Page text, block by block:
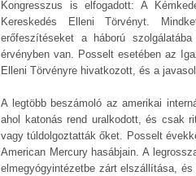
Kongresszus is elfogadott: A
Kereskedés Elleni Törvényt.
erőfeszítéseket a háború
érvényben van. Posselt esetében az
Elleni Törvényre hivatkozott, és a
A legtöbb beszámoló az amerikai
ahol katonás rend uralkodott, és csak
vagy túldolgoztatták őket. Posselt
American Mercury hasábjain. A
elmegyógyintézetbe zárt elszállítása,